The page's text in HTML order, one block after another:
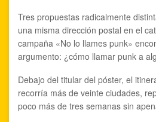
Tres propuestas radicalmente
una misma dirección postal en el
campaña «No lo llames punk»
argumento: ¿cómo llamar punk a
Debajo del titular del póster, el
recorría más de veinte ciudades,
poco más de tres semanas sin